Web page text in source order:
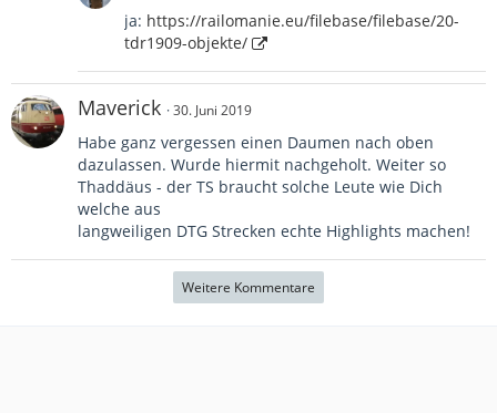
ja: https://railomanie.eu/filebase/filebase/20-
tdr1909-objekte/
Maverick 30. Juni 2019
Habe ganz vergessen einen Daumen nach oben
dazulassen. Wurde hiermit nachgeholt. Weiter so
Thaddäus - der TS braucht solche Leute wie Dich
welche aus
langweiligen DTG Strecken echte Highlights machen!
Weitere Kommentare